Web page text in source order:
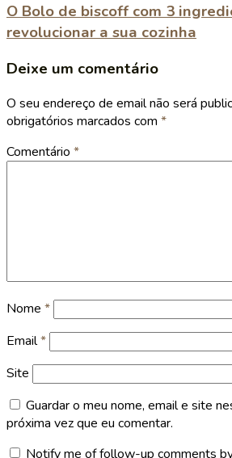
O Bolo de biscoff com 3
revolucionar a sua cozinha
Deixe um comentário
O seu endereço de email não será
obrigatórios marcados com *
Comentário *
Nome *
Email*
Site
Guardar o meu nome, email e site
próxima vez que eu comentar.
Notify me of follow-up comments